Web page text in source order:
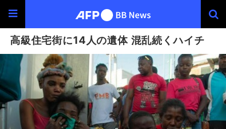
高級住宅街に14人の遺体 混乱続くハイチ